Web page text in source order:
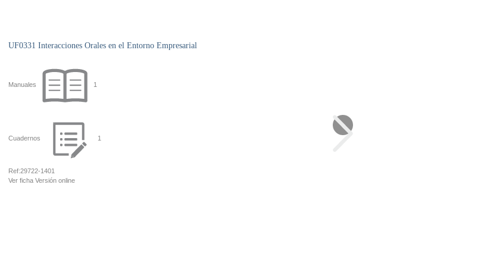
UF0331 Interacciones Orales en el Entorno Empresarial
Manuales 1
Cuadernos 1
Ref:29722-1401
Ver ficha Versión online